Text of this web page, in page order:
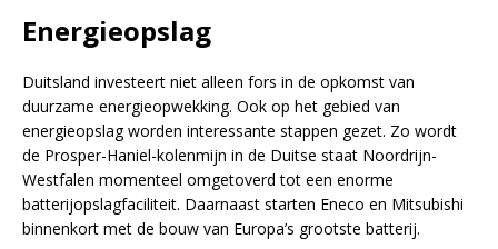
Energieopslag
Duitsland investeert niet alleen fors in de opkomst van
duurzame energieopwekking. Ook op het gebied van
energieopslag worden interessante stappen gezet. Zo wordt
de Prosper-Haniel-kolenmijn in de Duitse staat Noordrijn-
Westfalen momenteel omgetoverd tot een enorme
batterijopslagfaciliteit. Daarnaast starten Eneco en Mitsubishi
binnenkort met de bouw van Europa’s grootste batterij.